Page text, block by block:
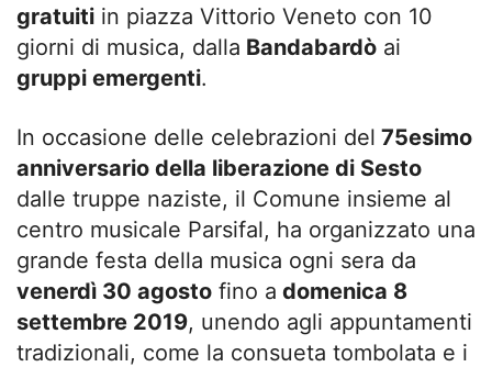
gratuiti in piazza Vittorio Veneto con 10
giorni di musica, dalla Bandabardò ai
gruppi emergenti.
In occasione delle celebrazioni del 75esimo
anniversario della liberazione di Sesto
dalle truppe naziste, il Comune insieme al
centro musicale Parsifal, ha organizzato una
grande festa della musica ogni sera da
venerdì 30 agosto fino a domenica 8
settembre 2019, unendo agli appuntamenti
tradizionali, come la consueta tombolata e i